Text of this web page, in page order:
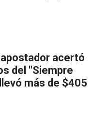
apostador acertó
del "Siempre
más de $405